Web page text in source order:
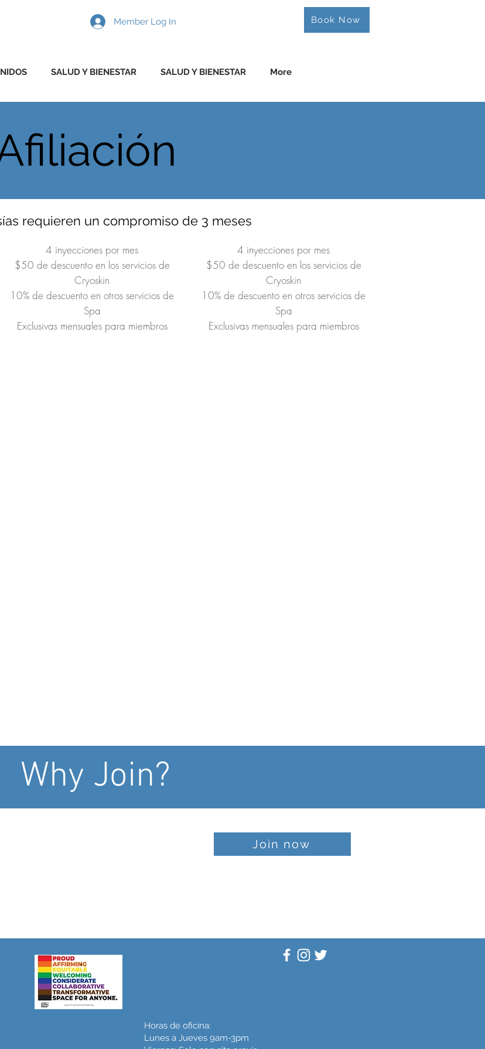
SALUD Y BIENESTAR SALUD Y BIENESTAR More
Member Log In Book Now
requieren un compromiso de 3 meses
4 inyecciones por mes
$50 de descuento en los servicios de
Cryoskin
10% de descuento en otros servicios de
Spa
Exclusivas mensuales para miembros
4 inyecciones por mes
$50 de descuento en los servicios de
Cryoskin
10% de descuento en otros servicios de
Spa
Exclusivas mensuales para miembros
Why Join?
Join now
Horas de oficina:
Lunes a Jueves 9am-3pm